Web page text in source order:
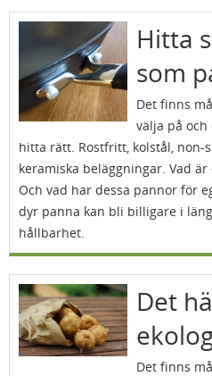
Hitta
som
Det finns
välja på
hitta rätt. Rostfritt, kolstål, non-
keramiska beläggningar. Vad
Och vad har dessa pannor för
dyr panna kan bli billigare i
hållbarhet.
Det
Det finns